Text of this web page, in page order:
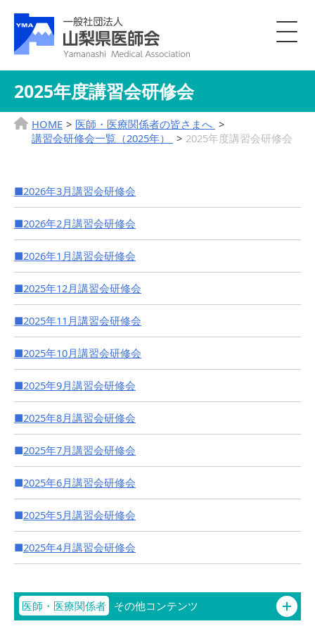
2025年度講習会研修会
HOME
医師・医療関係者の皆さまへ
講習会研修会一覧（2025年）
2025年度講習会研修会
■2026年3月講習会研修会
■2026年2月講習会研修会
■2026年1月講習会研修会
■2025年12月講習会研修会
■2025年11月講習会研修会
■2025年10月講習会研修会
■2025年9月講習会研修会
■2025年8月講習会研修会
■2025年7月講習会研修会
■2025年6月講習会研修会
■2025年5月講習会研修会
■2025年4月講習会研修会
医師・医療関係者 その他コンテンツ